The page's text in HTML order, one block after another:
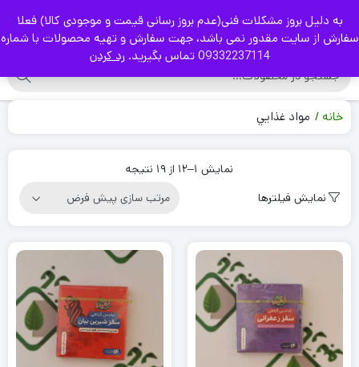
به دلیل بروز مشکلات فنی(عدم بروز رسانی قیمت و موجودی کالا) فعلا
سفارش از سایت مقدور نمی باشد، جهت سفارش و تهیه محصولات با شماره
09332237114 تماس بگیرید.
رد کردن
|
خانه مواد غذايي
نمایش 1–12 از 19 نتیجه
نمایش فیلترها